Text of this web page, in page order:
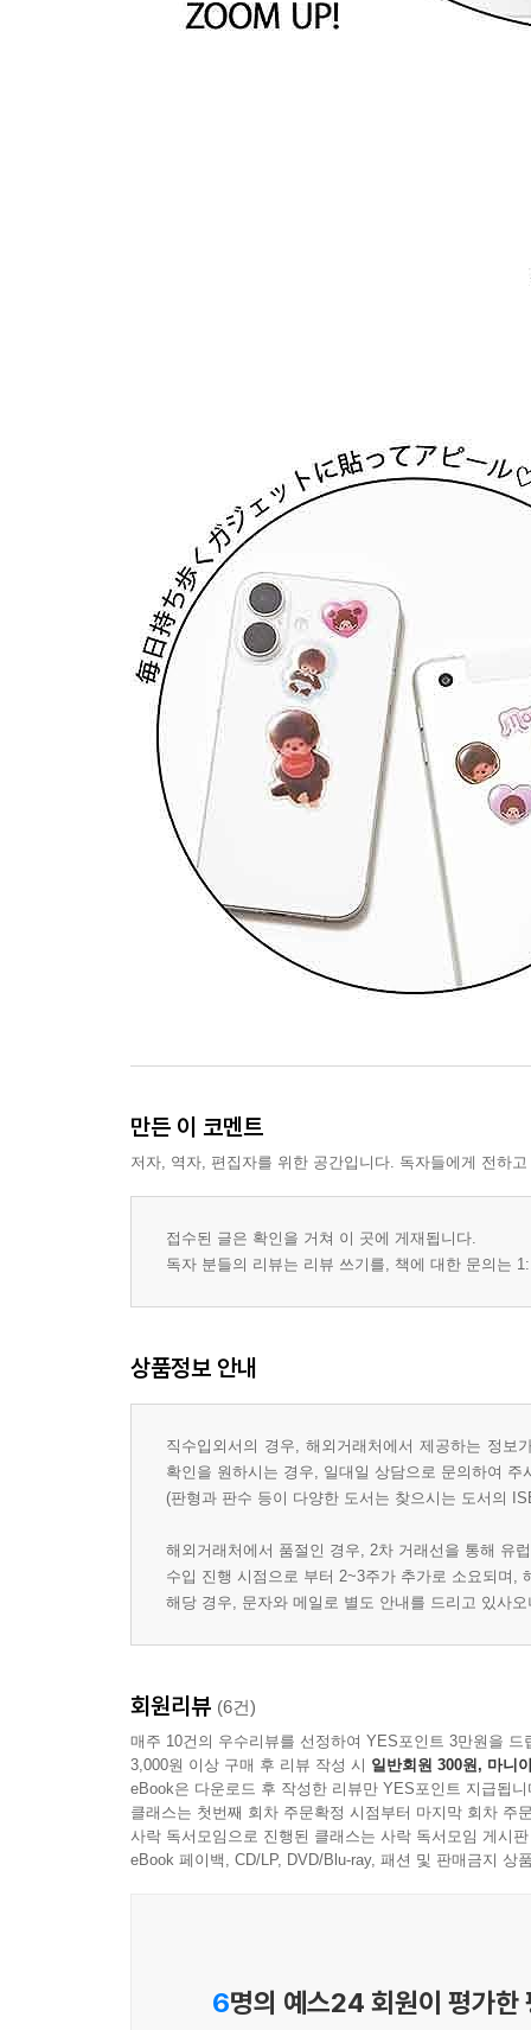
만든 이 코멘트
저자, 역자, 편집자를 위한 공간입니다. 독자들에게 전하
접수된 글은 확인을 거쳐 이 곳에 게재됩니다.
독자 분들의 리뷰는 리뷰 쓰기를, 책에 대한 문의는
상품정보 안내
직수입외서의 경우, 해외거래처에서 제공하는 정
확인을 원하시는 경우, 일대일 상담으로 문의하여 주
(판형과 판수 등이 다양한 도서는 찾으시는 도서의
해외거래처에서 품절인 경우, 2차 거래선을 통해 유
수입 진행 시점으로 부터 2~3주가 추가로 소요되며,
해당 경우, 문자와 메일로 별도 안내를 드리고 있사
회원리뷰 (6건)
매주 10건의 우수리뷰를 선정하여 YES포인트 3만원을 드
3,000원 이상 구매 후 리뷰 작성 시 일반회원 300원, 마니
eBook은 다운로드 후 작성한 리뷰만 YES포인트 지급됩니
클래스는 첫번째 회차 주문확정 시점부터 마지막 회차 주
사락 독서모임으로 진행된 클래스는 사락 독서모임 게시
eBook 페이백, CD/LP, DVD/Blu-ray, 패션 및 판매금지 상
6명의 예스24 회원이 평가한